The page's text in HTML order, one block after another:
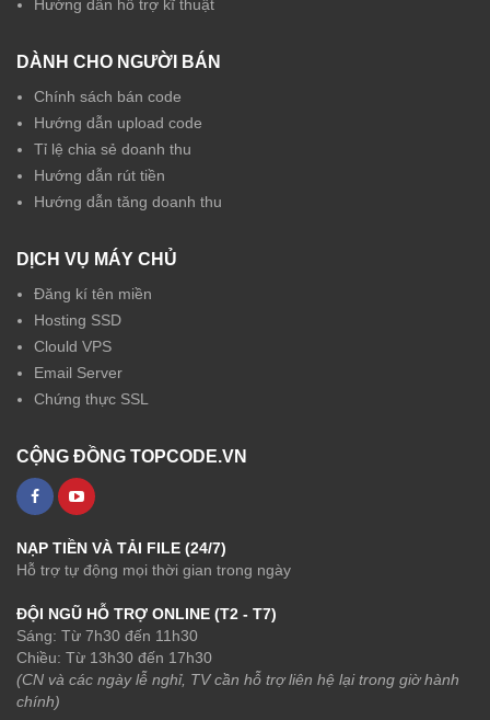
Hướng dẫn hỗ trợ kĩ thuật
DÀNH CHO NGƯỜI BÁN
Chính sách bán code
Hướng dẫn upload code
Tỉ lệ chia sẻ doanh thu
Hướng dẫn rút tiền
Hướng dẫn tăng doanh thu
DỊCH VỤ MÁY CHỦ
Đăng kí tên miền
Hosting SSD
Clould VPS
Email Server
Chứng thực SSL
CỘNG ĐỒNG TOPCODE.VN
NẠP TIỀN VÀ TẢI FILE (24/7)
Hỗ trợ tự động mọi thời gian trong ngày
ĐỘI NGŨ HỖ TRỢ ONLINE (T2 - T7)
Sáng: Từ 7h30 đến 11h30
Chiều: Từ 13h30 đến 17h30
(CN và các ngày lễ nghỉ, TV cần hỗ trợ liên hệ lại trong giờ hành
chính)